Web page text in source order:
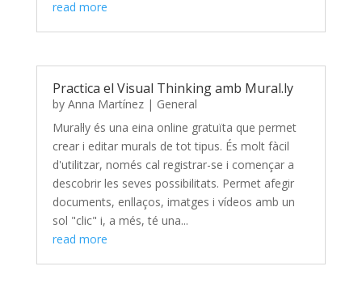
read more
Practica el Visual Thinking amb Mural.ly
by Anna Martínez| General
Mural·ly és una eina online gratuïta que permet
crear i editar murals de tot tipus. És molt fàcil
d'utilitzar, només cal registrar-se i començar a
descobrir les seves possibilitats. Permet afegir
documents, enllaços, imatges i vídeos amb un
sol "clic" i, a més, té una...
read more